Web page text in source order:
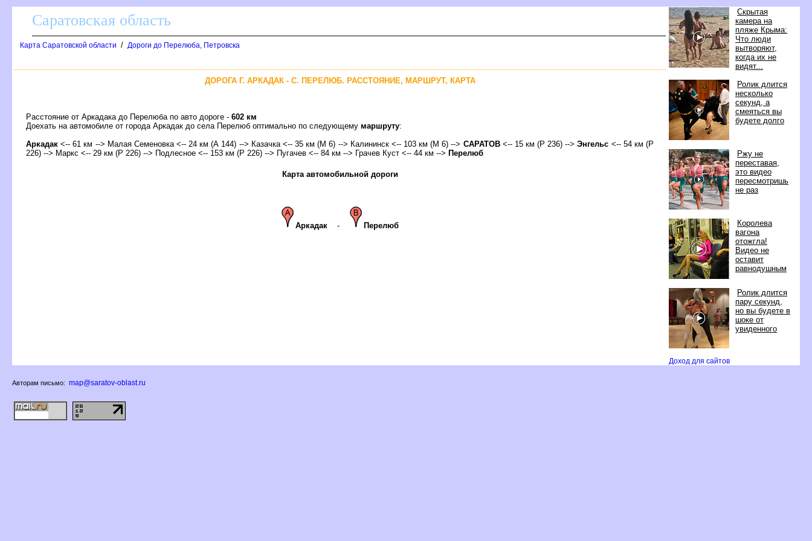
Скрытая
камера на
пляже Крыма:
Что люди
ытворяют,
когда их не
идят...
Ролик длится
несколько
секунд, а
смеяться вы
удете долго
Ржу не
переставая,
это видео
пересмотришь
не раз
Королева
агона
отожгла!
идео не
оставит
равнодушным
Ролик длится
пару секунд,
но вы будете
шоке от
увиденного
Доход для сайто
Саратовская область
Карта Саратовской области / Дороги до Перелюба, Петровска
ДОРОГА Г. АРКАДАК - С. ПЕРЕЛЮБ. РАССТОЯНИЕ, МАРШРУТ, КАРТА
Расстояние от Аркадака до Перелюба по авто дороге - 602 км
Доехать на автомобиле от города Аркадак до села Перелюб оптимально по следующему маршруту:
Аркадак <-- 61 км --> Малая Семеновка <-- 24 км (А 144) --> Казачка <-- 35 км (М 6) --> Калининск <-- 103 км (М 6) --> САРАТО<-- 15 км (Р 236) -->Энгельс <-- 54 км (Р
226) --> Маркс <-- 29 км (Р 226) --> Подлесное <-- 153 км (Р 226) --> Пугачев <-- 84 км --> Грачев Куст <-- 44 км --> Перелю
Карта автомобильной дороги
Аркадак - Перелю
Авторам письмо: map@saratov-oblast.ru